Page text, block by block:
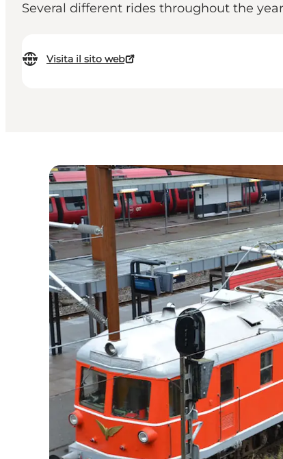
Several different rides throughout the
Visita il sito web